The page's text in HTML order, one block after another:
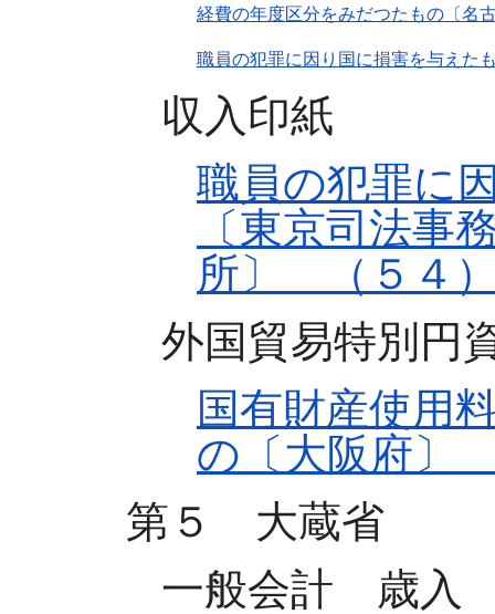
経費の年度区分をみだつたもの〔名
職員の犯罪に因り国に損害を与え
収入印紙
職員の犯罪に
〔東京司法事
所〕 （５４
外国貿易特別円
国有財産使用
の〔大阪府〕
第５ 大蔵省
一般会計 歳入